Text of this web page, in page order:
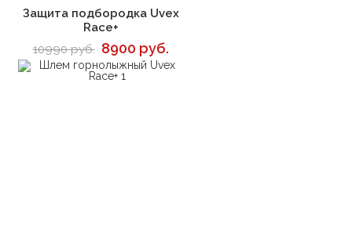
В корзину
Защита подбородка Uvex
Race+
10990 руб. 8900 руб.